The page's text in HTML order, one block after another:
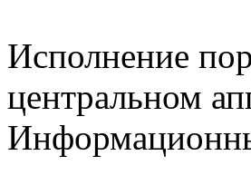
Исполнение
центральном